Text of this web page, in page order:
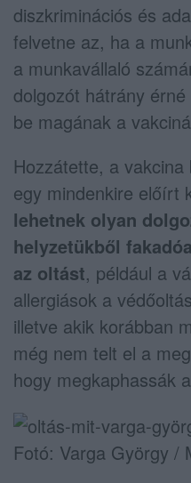
diszkriminációs és
felvetne az, ha a
a munkavállaló
dolgozót hátrány
be magának a
Hozzátette, a
egy mindenkire előírt
lehetnek olyan
helyzetükből
az oltást, például a
allergiások a
illetve akik korábban
még nem telt el a
hogy megkaphassák
Fotó: Varga György /